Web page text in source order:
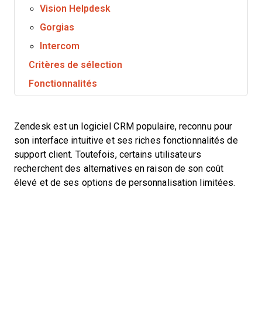
Vision Helpdesk
Gorgias
Intercom
Critères de sélection
Fonctionnalités
Zendesk est un logiciel CRM populaire, reconnu pour
son interface intuitive et ses riches fonctionnalités de
support client. Toutefois, certains utilisateurs
recherchent des alternatives en raison de son coût
élevé et de ses options de personnalisation limitées.